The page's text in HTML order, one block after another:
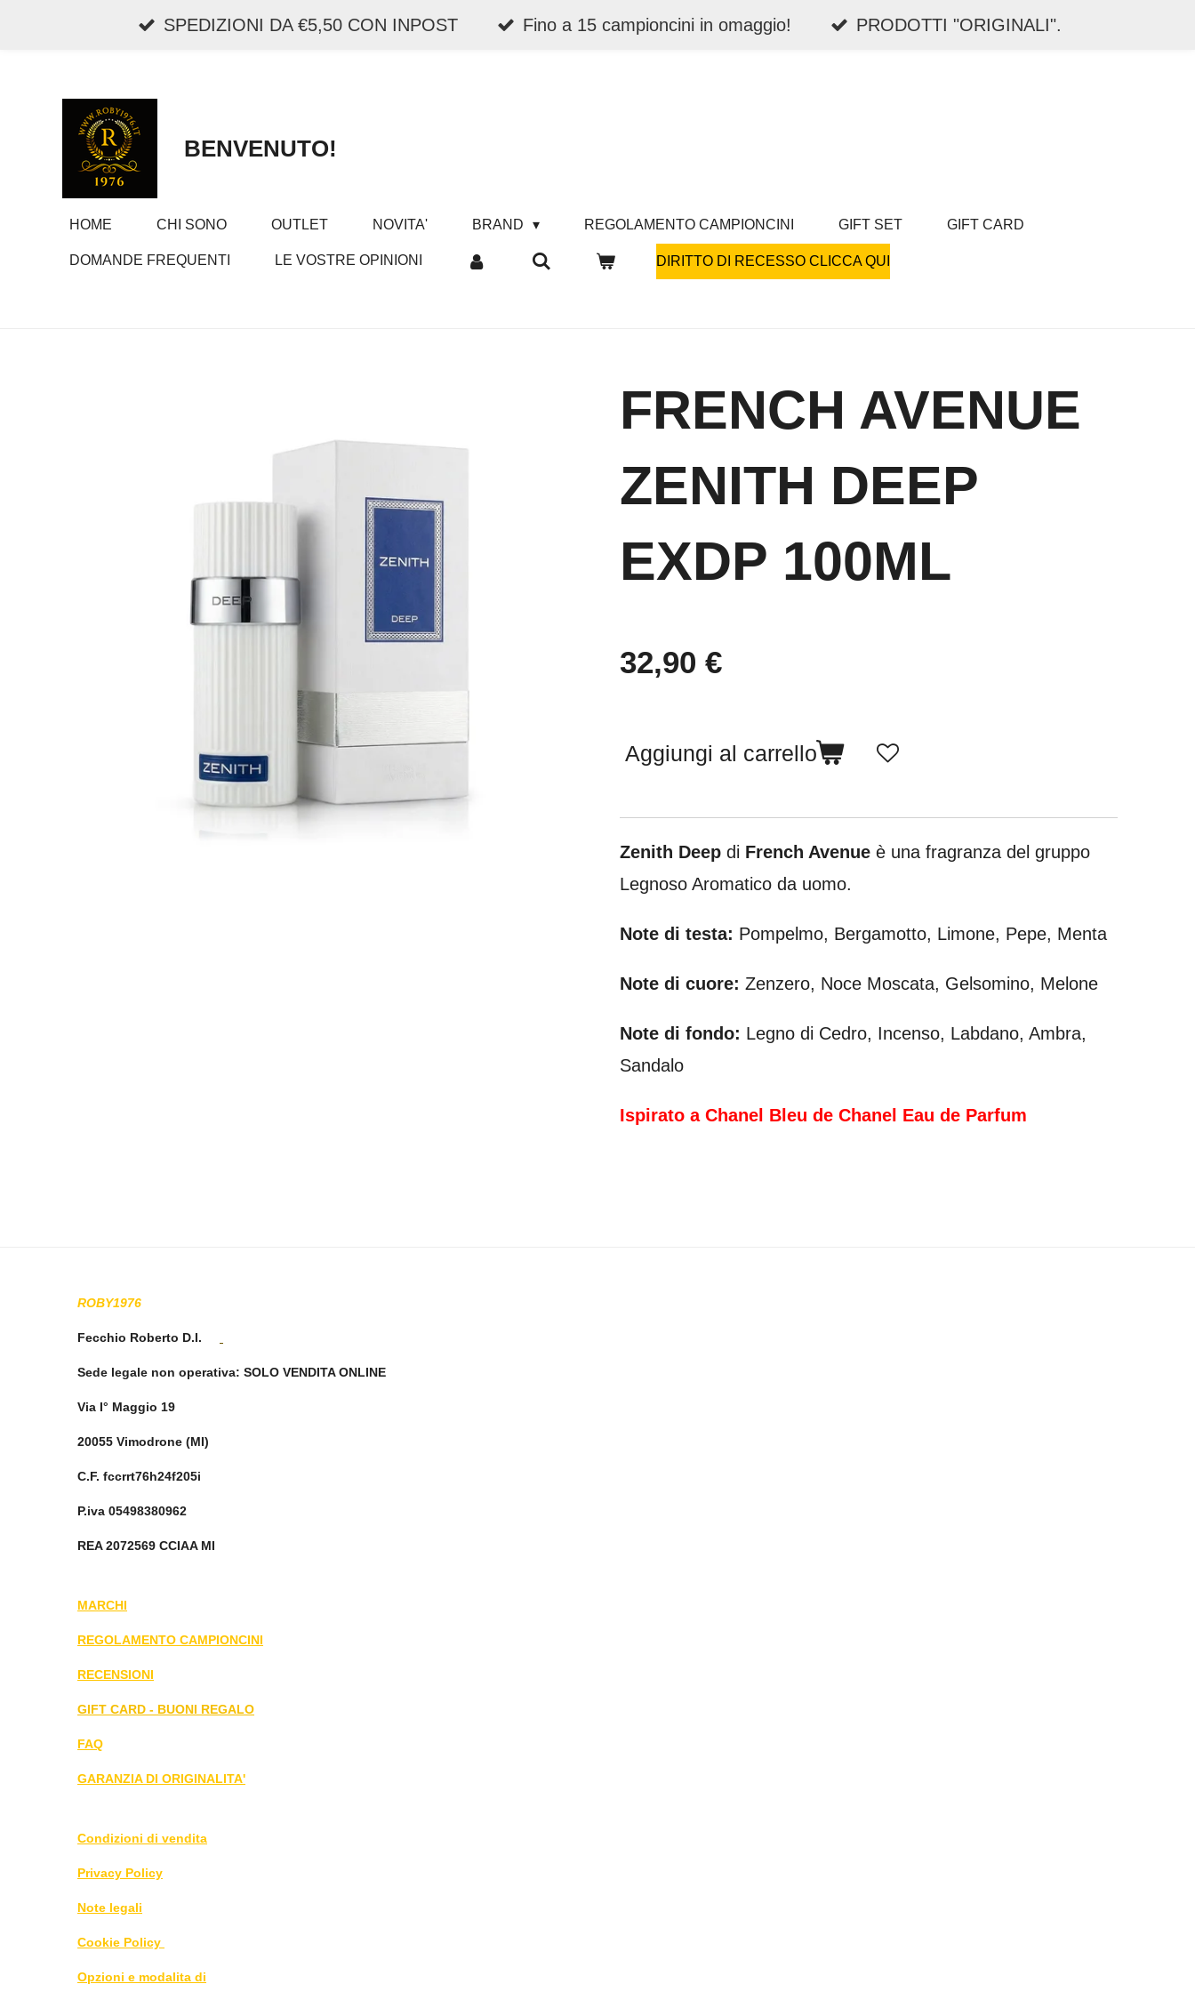
principale
SPEDIZIONI DA €5,50 CON INPOST Fino a 15 campioncini in omaggio! PRODOTTI "ORIGINALI".
BENVENUTO!
HOME CHI SONO OUTLET NOVITA' BRAND REGOLAMENTO CAMPIONCINI GIFT SET GIFT CARD
DOMANDE FREQUENTI LE VOSTRE OPINIONI DIRITTO DI RECESSO CLICCA QUI
FRENCH AVENUE
ZENITH DEEP
EXDP 100ML
32,90 €
Aggiungi al carrello
Zenith Deep di French Avenue è una fragranza del gruppo
Legnoso Aromatico da uomo.
Note di testa: Pompelmo, Bergamotto, Limone, Pepe, Menta
Note di cuore: Zenzero, Noce Moscata, Gelsomino, Melone
Note di fondo: Legno di Cedro, Incenso, Labdano, Ambra,
Sandalo
Ispirato a Chanel Bleu de Chanel Eau de Parfum
ROBY1976
Fecchio Roberto D.I.
Sede legale non operativa: SOLO VENDITA ONLINE
Via I° Maggio 19
20055 Vimodrone (MI)
C.F. fccrrt76h24f205i
P.iva 05498380962
REA 2072569 CCIAA MI
MARCHI
REGOLAMENTO CAMPIONCINI
RECENSIONI
GIFT CARD - BUONI REGALO
FAQ
GARANZIA DI ORIGINALITA'
Condizioni di vendita
Privacy Policy
Note legali
Cookie Policy
Opzioni e modalita di